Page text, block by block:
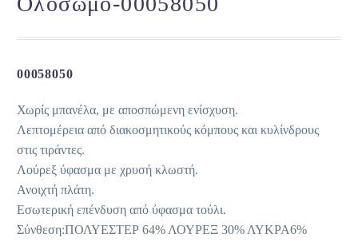
00058050
Χωρίς μπανέλα, με αποσπώμενη ενίσχυση.
Λεπτομέρεια από διακοσμητικούς κόμπους και κυλίνδρους
στις τιράντες.
Λούρεξ ύφασμα με χρυσή κλωστή.
Ανοιχτή πλάτη.
Εσωτερική επένδυση από ύφασμα τούλι.
Σύνθεση:ΠΟΛΥΕΣΤΕΡ 64% ΛΟΥΡΕΞ 30% ΛΥΚΡΑ6%